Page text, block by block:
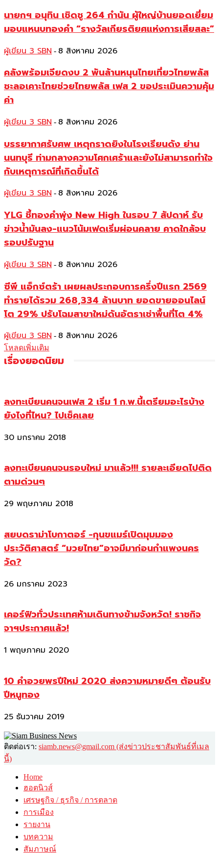
นายกฯ อนุทิน เชิดชู 264 กำนัน ผู้ใหญ่บ้านยอดเยี่ยม
มอบแหนบทองคำ “รางวัลเกียรติยศแห่งการเสียสละ”
ผู้เขียน 3 SBN - 8 สิงหาคม 2026
คลังพร้อมเจียดงบ 2 พันล้านหนุนไทยเที่ยวไทยพลัส
ชะลอเคาะไทยช่วยไทยพลัส เฟส 2 ขอประเมินความคุ้ม
ค่า
ผู้เขียน 3 SBN - 8 สิงหาคม 2026
บรรยากาศรับศพ เหตุกราดยิงในโรงเรียนดัง ย่าน
นนทบุรี ท่ามกลางความโศกเศร้าและยังไม่สามารถทำใจ
กับเหตุการณ์ที่เกิดขึ้นได้
ผู้เขียน 3 SBN - 8 สิงหาคม 2026
YLG ชี้ทองคำพุ่ง New High ในรอบ 7 สัปดาห์ รับ
ข่าวน้ำมันลง-แนวโน้มเฟดเริ่มผ่อนคลาย คาดใกล้จบ
รอบปรับฐาน
ผู้เขียน 3 SBN - 8 สิงหาคม 2026
ซีพี แอ็กซ์ตร้า เผยผลประกอบการครึ่งปีแรก 2569
ทำรายได้รวม 268,334 ล้านบาท ยอดขายออนไลน์
โต 29% ปรับโฉมสาขาใหม่ดันอัตราเช่าพื้นที่โต 4%
ผู้เขียน 3 SBN - 8 สิงหาคม 2026
โหลดเพิ่มเติม
เรื่องยอดนิยม
ลงทะเบียนคนจนเฟส 2 เริ่ม 1 ก.พ.นี้เตรียมอะไรบ้าง
ยังไงที่ไหน? ไปเช็คเลย
30 มกราคม 2018
ลงทะเบียนคนจนรอบใหม่ มาแล้ว!!! รายละเอียดไปติด
ตามด่วนๆ
29 พฤษภาคม 2018
สยบดราม่าโบกาตอร์ -กุนขแมร์เปิดมุมมอง
ประวัติศาสตร์ “มวยไทย”อาจมีมาก่อนกำแพงนคร
วัด?
26 มกราคม 2023
เคอร์ฟิวทั่วประเทศห้ามเดินทางข้ามจังหวัด! ราชกิจ
จาฯประกาศแล้ว!
1 พฤษภาคม 2020
10 คำอวยพรปีใหม่ 2020 ส่งความหมายดีๆ ต้อนรับ
ปีหนูทอง
25 ธันวาคม 2019
ติดต่อเรา: siamb.news@gmail.com (ส่งข่าวประชาสัมพันธ์ที่เมล
นี้)
Home
ฮอตนิวส์
เศรษฐกิจ / ธุรกิจ / การตลาด
การเมือง
รายงาน
บทความ
สัมภาษณ์